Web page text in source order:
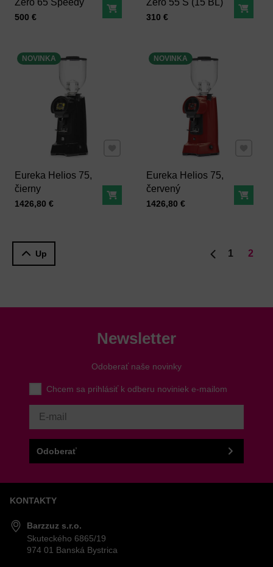
Zero 65 Speedy
Cena s DPH
500 € Do košíka
Zero 55 S (15 BL)
Cena s DPH
310 € Do
Eureka Helios 75,
čierny
Cena s DPH
1426,80 € Do košíka
NOVINKA
Pridať k Obľúbeným
Eureka Helios 75,
červený
Cena s DPH
1426,80 € Do
NOVINKA
Up 1 2
Newsletter
Odoberať naše novinky
Chcem sa prihlásiť k odberu noviniek e-mailom
Odoberať
KONTAKTY
Barzzuz s.r.o.
Skuteckého 6865/19
974 01 Banská Bystrica